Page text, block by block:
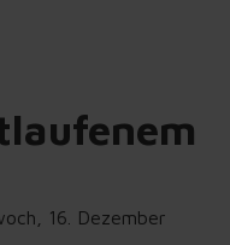
16. Dezember